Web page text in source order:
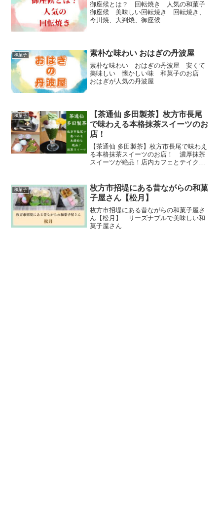
御座候とは？ 回転焼き 人気の和菓子
御座候 美味しい回転焼き 回転焼き、
今川焼、大判焼、御座候
和菓子 素朴な味わい おはぎの丹波屋
素朴な味わい おはぎの丹波屋 安くて
美味しい 懐かしい味 和菓子のお店
おはぎが人気の丹波屋
和菓子
【茶通仙 多田製茶】枚方市長尾
で味わえる本格抹茶スイーツのお
店！
【茶通仙 多田製茶】枚方市長尾で味わえ
る本格抹茶スイーツのお店！ 濃厚抹茶
スイーツが絶品！店内カフェとテイクア
和菓子
枚方市招堤にある昔ながらの和菓
子屋さん【松月】
枚方市招堤にある昔ながらの和菓子屋さ
ん【松月】 リーズナブルで美味しい和
菓子屋さん